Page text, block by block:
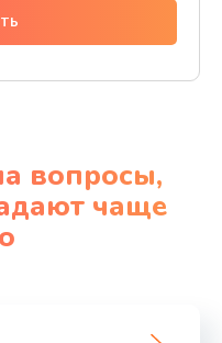
вопросы,
чаще